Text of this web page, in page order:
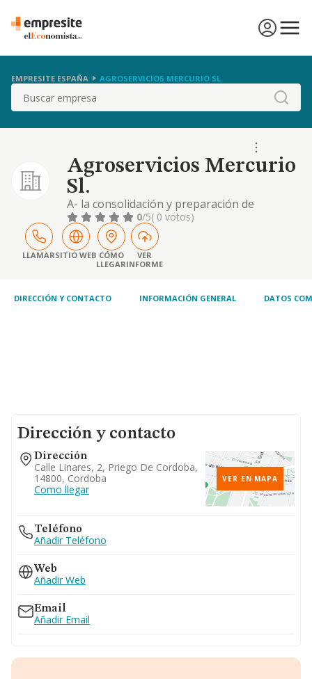
EMPRESITE ESPAÑA AGROSERVICIOS MERCURIO SL.
Buscar
Agroservicios Mercurio
Sl.
A- la consolidación y preparación de
terrenos para la construcción de
edificaciones y realización de obras civiles
incluidos sistemas de agotamiento y
dragados -cnae 4312-. b- la prestación de
servicios agrícolas a terceros. la tenencia de
entidades residentes
0/5( 0 votos)
LLAMARSITIO WEB CÓMO
LLEGAR
VER
INFORME
DIRECCIÓN Y CONTACTO INFORMACIÓN GENERAL DATOS
Dirección y contacto
Dirección
Calle Linares, 2, Priego De Cordoba,
14800, Cordoba
Como llegar
VER EN MAPA
Teléfono
Añadir Teléfono
Web
Añadir Web
Email
Añadir Email